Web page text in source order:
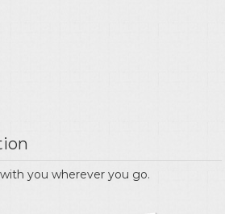
you wherever you go.